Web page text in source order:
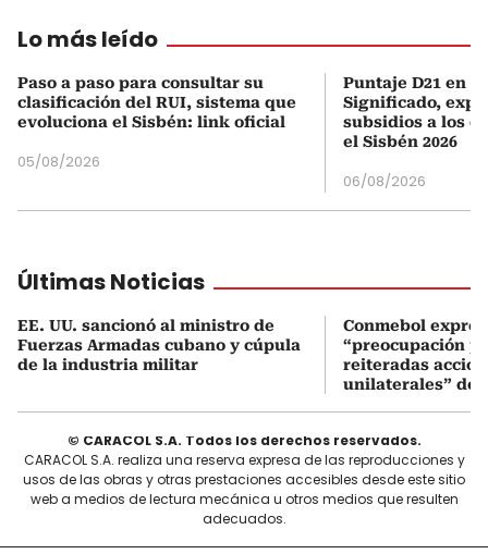
Lo más leído
Paso a paso para consultar su
clasificación del RUI, sistema que
evoluciona el Sisbén: link oficial
05/08/2026
Puntaje D21 en
Significado,
subsidios a los
el Sisbén 2026
06/08/2026
Últimas Noticias
EE. UU. sancionó al ministro de
Fuerzas Armadas cubano y cúpula
de la industria militar
Conmebol
“preocupación
reiteradas
unilaterales” de
© CARACOL S.A. Todos los derechos reservados.
CARACOL S.A. realiza una reserva expresa de las reproducciones y
usos de las obras y otras prestaciones accesibles desde este sitio
web a medios de lectura mecánica u otros medios que resulten
adecuados.